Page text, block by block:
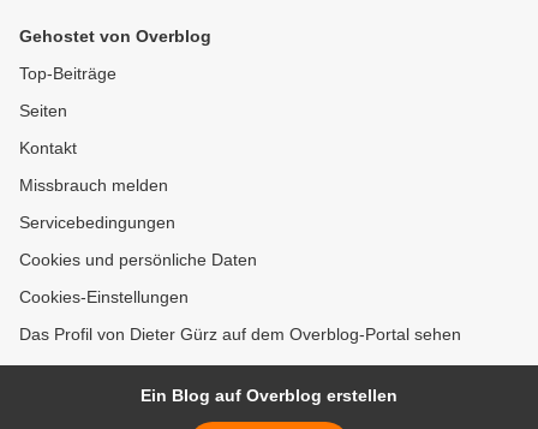
Haas
Gehostet von Overblog
Top-Beiträge
Seiten
Kontakt
Missbrauch melden
Servicebedingungen
Cookies und persönliche Daten
Cookies-Einstellungen
Das Profil von Dieter Gürz auf dem Overblog-Portal sehen
Ein Blog auf Overblog erstellen